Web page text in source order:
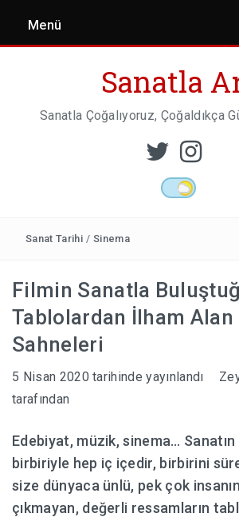
Menü
MIMARI
HABERLER
Sanatla
Sanatla Çoğalıyoruz, Çoğaldıkça
Sanat Tarihi / Sinema
Filmin Sanatla
Tablolardan İlham Alan
Sahneleri
5 Nisan 2020 tarihinde yayınlandı
tarafından
Edebiyat, müzik, sinema… Sanatın
birbiriyle hep iç içedir, birbirini
size dünyaca ünlü, pek çok
çıkmayan, değerli ressamların